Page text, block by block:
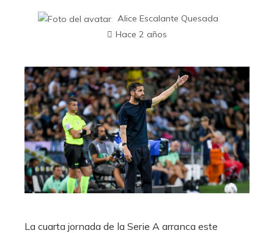
Alice Escalante Quesada
Hace 2 años
La cuarta jornada de la Serie A arranca este